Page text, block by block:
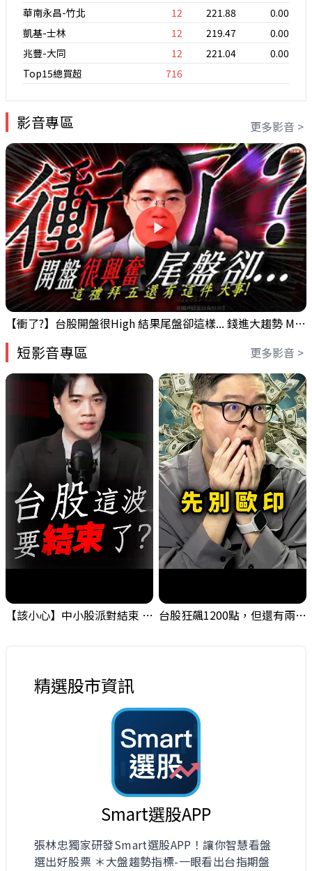
華南永昌-竹北
12 221.88
0.00
凱基-士林
12 219.47
0.00
兆豐-大同
12 221.04
0.00
Top15總買超
716
影音專區 更多影音 >
【衝了?】台股開盤很High 結果尾盤卻這樣... 錢進大趨勢 Mr.智霖 陳 2026/08/05
短影音專區 更多影音 >
【該小心】中小股派對結束 ? 關鍵訊號都指向... 台股狂飆1200點，但還有兩關沒過｜Mr.Jimmy高志銘 #台股 #期貨 #加權指數
精選股市資訊
Smart選股APP
張林忠獨家研發Smart選股APP！讓你智慧看盤
選出好股票 ＊大盤趨勢指標-一眼看出台指期盤